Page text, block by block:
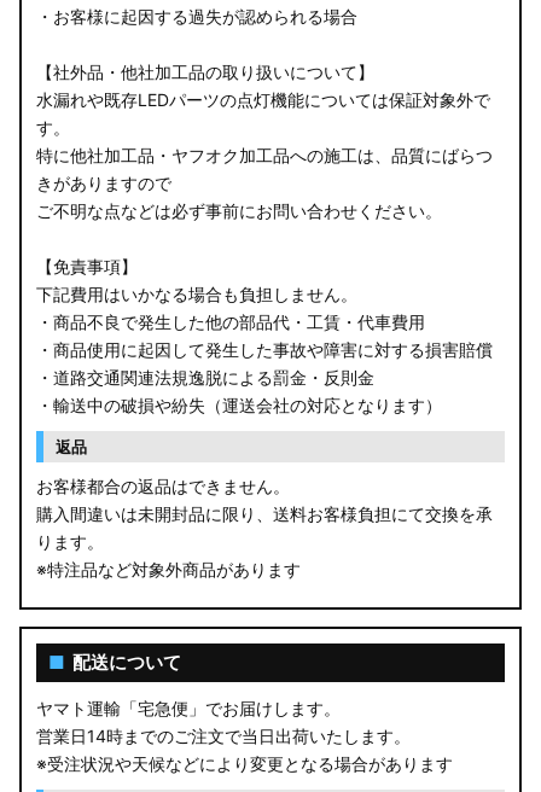
・お客様に起因する過失が認められる場合
【社外品・他社加工品の取り扱いについて】
水漏れや既存LEDパーツの点灯機能については保証対象外で
す。
特に他社加工品・ヤフオク加工品への施工は、品質にばらつ
きがありますので
ご不明な点などは必ず事前にお問い合わせください。
【免責事項】
下記費用はいかなる場合も負担しません。
・商品不良で発生した他の部品代・工賃・代車費用
・商品使用に起因して発生した事故や障害に対する損害賠償
・道路交通関連法規逸脱による罰金・反則金
・輸送中の破損や紛失（運送会社の対応となります）
返品
お客様都合の返品はできません。
購入間違いは未開封品に限り、送料お客様負担にて交換を承
ります。
※特注品など対象外商品があります
■ 配送について
ヤマト運輸「宅急便」でお届けします。
営業日14時までのご注文で当日出荷いたします。
※受注状況や天候などにより変更となる場合があります